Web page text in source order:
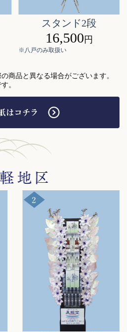
スタンド2段
16,500 円
※八戸のみ取扱い
商品と異なる場合がございます。
。